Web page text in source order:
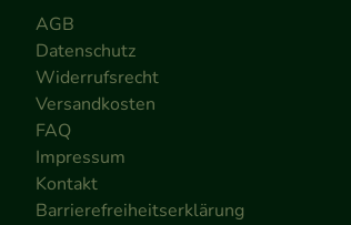
AGB
Datenschutz
Widerrufsrecht
Versandkosten
FAQ
Impressum
Kontakt
Barrierefreiheitserklärung